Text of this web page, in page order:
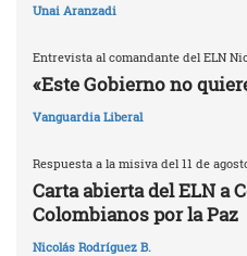
Unai Aranzadi
Entrevista al comandante del ELN
«Este Gobierno no
Vanguardia Liberal
Respuesta a la misiva del 11 de
Carta abierta del ELN a
Colombianos por la Paz
Nicolás Rodríguez B.